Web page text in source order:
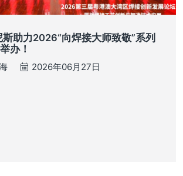
斯助力2026“向焊接大师致敬”系列
办！
2026年06月27日